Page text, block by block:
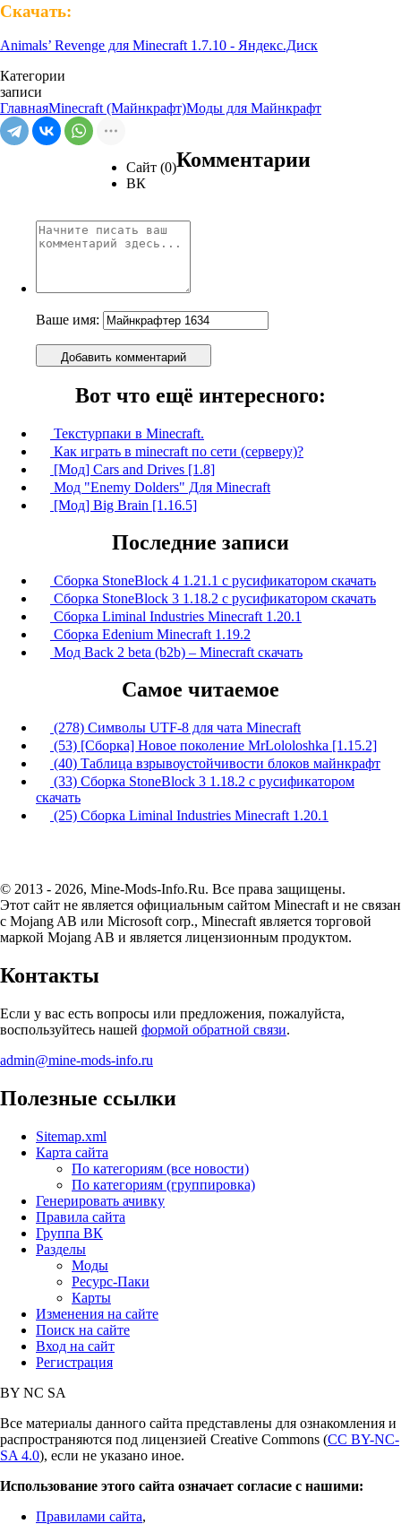
Скачать:
Animals’ Revenge для Minecraft 1.7.10 - Яндекс.Диск
Категории
записи
ГлавнаяMinecraft (Майнкрафт)Моды для Майнкрафт
Сайт (0)
ВК
Комментарии
Ваше имя:
Добавить комментарий
Вот что ещё интересного:
Текстурпаки в Minecraft.
Как играть в minecraft по сети (серверу)?
[Мод] Cars and Drives [1.8]
Мод "Enemy Dolders" Для Minecraft
[Мод] Big Brain [1.16.5]
Последние записи
Сборка StoneBlock 4 1.21.1 с русификатором скачать
Сборка StoneBlock 3 1.18.2 с русификатором скачать
Сборка Liminal Industries Minecraft 1.20.1
Сборка Edenium Minecraft 1.19.2
Мод Back 2 beta (b2b) – Minecraft скачать
Самое читаемое
(278) Символы UTF-8 для чата Minecraft
(53) [Сборка] Новое поколение MrLololoshka [1.15.2]
(40) Таблица взрывоустойчивости блоков майнкрафт
(33) Сборка StoneBlock 3 1.18.2 с русификатором
скачать
(25) Сборка Liminal Industries Minecraft 1.20.1
© 2013 - 2026, Mine-Mods-Info.Ru. Все права защищены.
Этот сайт не является официальным сайтом Minecraft и не связан
с Mojang AB или Microsoft corp., Minecraft является торговой
маркой Mojang AB и является лицензионным продуктом.
Контакты
Если у вас есть вопросы или предложения, пожалуйста,
воспользуйтесь нашей формой обратной связи.
admin@mine-mods-info.ru
Полезные ссылки
Sitemap.xml
Карта сайта
По категориям (все новости)
По категориям (группировка)
Генерировать ачивку
Правила сайта
Группа ВК
Разделы
Моды
Ресурс-Паки
Карты
Изменения на сайте
Поиск на сайте
Вход на сайт
Регистрация
BY NC SA
Все материалы данного сайта представлены для ознакомления и
распространяются под лицензией Creative Commons (CC BY-NC-
SA 4.0), если не указано иное.
Использование этого сайта означает согласие с нашими:
Правилами сайта,